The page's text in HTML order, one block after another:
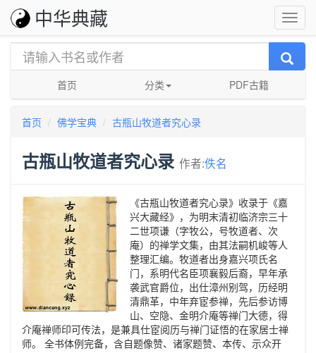
中华典藏
首页 分类 PDF古籍
首页 佛学宝典 古瓶山牧道者究心录
古瓶山牧道者究心录 作者:佚名
《古瓶山牧道者究心录》收录于《嘉
兴大藏经》，为明末清初临济宗三十
二世项谦（字牧公，号牧道者、次
庵）的禅学文集，由其法嗣机峻等人
整理汇编。牧道者出身嘉兴项氏名
门，系明代名臣项襄毅后裔，早年承
袭武官爵位，出仕漳州别驾，历经明
清鼎革，中年弃宦参禅，先后参访博
山、空隐、金明介庵等禅门大德，得
介庵禅师印可传法，是兼具仕宦阅历与禅门证悟的在家居士禅
师。 全书体例完备，含自题像赞、诸家题赞、本传、示众开